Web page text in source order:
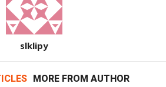
slklipy
MORE FROM AUTHOR